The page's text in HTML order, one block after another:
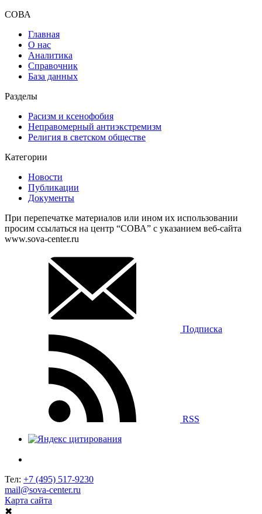
СОВА
Главная
О нас
Аналитика
Справочник
База данных
Разделы
Расизм и ксенофобия
Неправомерный антиэкстремизм
Религия в светском обществе
Категории
Новости
Публикации
Документы
При перепечатке материалов или ином их использовании
просим ссылаться на центр “СОВА” с указанием веб-сайта
www.sova-center.ru
Подписка
RSS
Тел: +7 (495) 517-9230
mail@sova-center.ru
Карта сайта
✖